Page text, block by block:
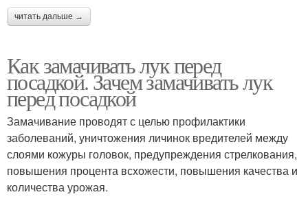
читать дальше →
Как замачивать лук перед
посадкой. Зачем замачивать лук
перед посадкой
Замачивание проводят с целью профилактики
заболеваний, уничтожения личинок вредителей между
слоями кожуры головок, предупреждения стрелкования,
повышения процента всхожести, повышения качества и
количества урожая.